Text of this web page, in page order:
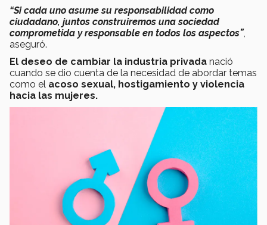
“Si cada uno asume su responsabilidad como
ciudadano, juntos construiremos una sociedad
comprometida y responsable en todos los aspectos”,
aseguró.
El deseo de cambiar la industria privada nació
cuando se dio cuenta de la necesidad de abordar temas
como el acoso sexual, hostigamiento y violencia
hacia las mujeres.